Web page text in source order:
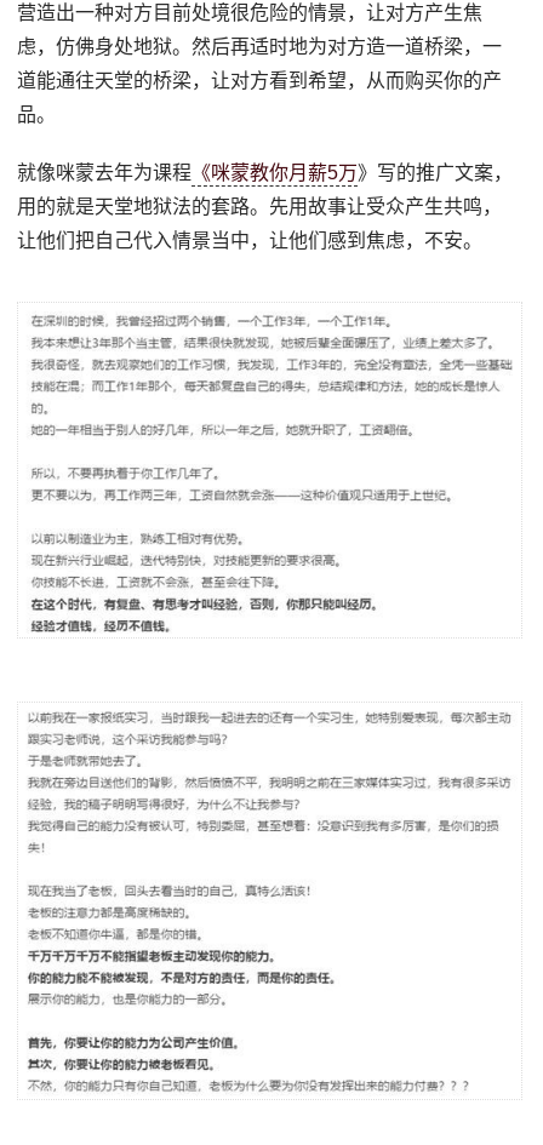
营造出一种对方目前处境很危险的情景，让对方产生焦
虑，仿佛身处地狱。然后再适时地为对方造一道桥梁，一
道能通往天堂的桥梁，让对方看到希望，从而购买你的产
品。
就像咪蒙去年为课程 《咪蒙教你月薪5万》写的推广文案，
用的就是天堂地狱法的套路。先用故事让受众产生共鸣，
让他们把自己代入情景当中，让他们感到焦虑，不安。